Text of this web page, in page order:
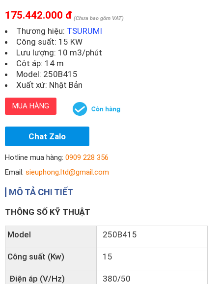
175.442.000 đ (Chưa bao gồm VAT)
Thương hiệu: TSURUMI
Công suất: 15 KW
Lưu lượng: 10 m3/phút
Cột áp: 14 m
Model: 250B415
Xuất xứ: Nhật Bản
MUA HÀNG
Chat Zalo
Hotline mua hàng: 0909 228 356
Email: sieuphong.ltd@gmail.com
MÔ TẢ CHI TIẾT
THÔNG SỐ KỸ THUẬT
Model 250B415
Công suất (Kw) 15
Điện áp (V/Hz) 380/50